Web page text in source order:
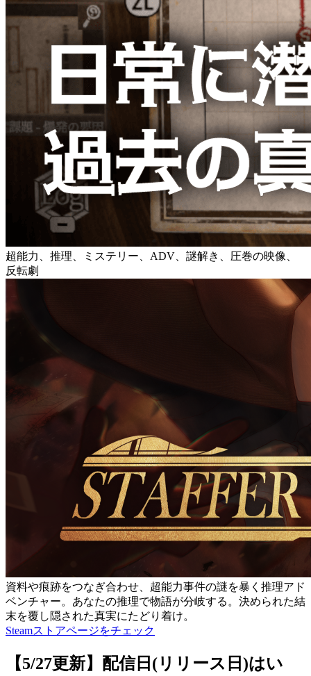
超能力、推理、ミステリー、ADV、謎解き、圧巻の映像、
反転劇
資料や痕跡をつなぎ合わせ、超能力事件の謎を暴く推理アド
ベンチャー。あなたの推理で物語が分岐する。決められた結
末を覆し隠された真実にたどり着け。
Steamストアページをチェック
【5/27更新】 配信日(リリース日)はい